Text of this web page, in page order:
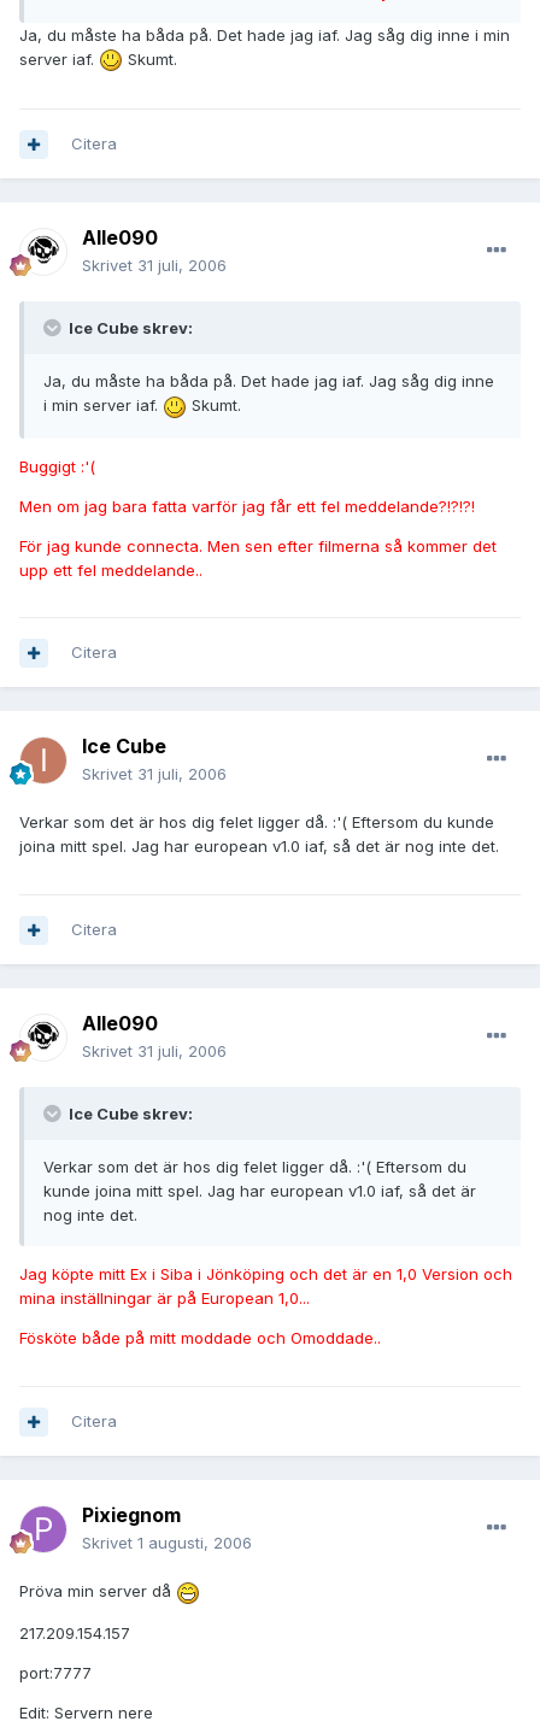
Ja, du måste ha båda på. Det hade jag iaf. Jag såg dig inne i min
server iaf.
Skumt.
Citera
Alle090
Skrivet 31 juli, 2006
Ice Cube skrev:
Ja, du måste ha båda på. Det hade jag iaf. Jag såg dig inne
i min server iaf.
Skumt.
Buggigt :'(
Men om jag bara fatta varför jag får ett fel meddelande?!?!?!
För jag kunde connecta. Men sen efter filmerna så kommer det
upp ett fel meddelande..
Citera
Ice Cube
Skrivet 31 juli, 2006
Verkar som det är hos dig felet ligger då. :'( Eftersom du kunde
joina mitt spel. Jag har european v1.0 iaf, så det är nog inte det.
Citera
Alle090
Skrivet 31 juli, 2006
Ice Cube skrev:
Verkar som det är hos dig felet ligger då. :'( Eftersom du
kunde joina mitt spel. Jag har european v1.0 iaf, så det är
nog inte det.
Jag köpte mitt Ex i Siba i Jönköping och det är en 1,0 Version och
mina inställningar är på European 1,0...
Fösköte både på mitt moddade och Omoddade..
Citera
Pixiegnom
Skrivet 1 augusti, 2006
Pröva min server då
217.209.154.157
port:7777
Edit: Servern nere